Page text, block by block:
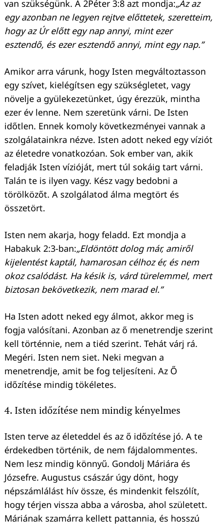
van szükségünk. A 2Péter 3:8 azt mondja:„Az az
egy azonban ne legyen rejtve előttetek, szeretteim,
hogy az Úr előtt egy nap annyi, mint ezer
esztendő, és ezer esztendő annyi, mint egy nap.”
Amikor arra várunk, hogy Isten megváltoztasson
egy szívet, kielégítsen egy szükségletet, vagy
növelje a gyülekezetünket, úgy érezzük, mintha
ezer év lenne. Nem szeretünk várni. De Isten
időtlen. Ennek komoly következményei vannak a
szolgálatainkra nézve. Isten adott neked egy víziót
az életedre vonatkozóan. Sok ember van, akik
feladják Isten vízióját, mert túl sokáig tart várni.
Talán te is ilyen vagy. Kész vagy bedobni a
törölközőt. A szolgálatod álma megtört és
összetört.
Isten nem akarja, hogy feladd. Ezt mondja a
Habakuk 2:3-ban:„Eldöntött dolog már, amiről
kijelentést kaptál, hamarosan célhoz ér, és nem
okoz csalódást. Ha késik is, várd türelemmel, mert
biztosan bekövetkezik, nem marad el.”
Ha Isten adott neked egy álmot, akkor meg is
fogja valósítani. Azonban az ő menetrendje szerint
kell történnie, nem a tiéd szerint. Tehát várj rá.
Megéri. Isten nem siet. Neki megvan a
menetrendje, amit be fog teljesíteni. Az Ő
időzítése mindig tökéletes.
4. Isten időzítése nem mindig kényelmes
Isten terve az életeddel és az ő időzítése jó. A te
érdekedben történik, de nem fájdalommentes.
Nem lesz mindig könnyű. Gondolj Máriára és
Józsefre. Augustus császár úgy dönt, hogy
népszámlálást hív össze, és mindenkit felszólít,
hogy térjen vissza abba a városba, ahol született.
Máriának szamárra kellett pattannia, és hosszú